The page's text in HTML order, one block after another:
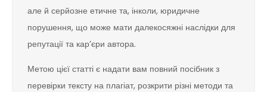
але й серйозне етичне та, інколи, юридичне
порушення, що може мати далекосяжні наслідки для
репутації та кар’єри автора.
Метою цієї статті є надати вам повний посібник з
перевірки тексту на плагіат, розкрити різні методи та